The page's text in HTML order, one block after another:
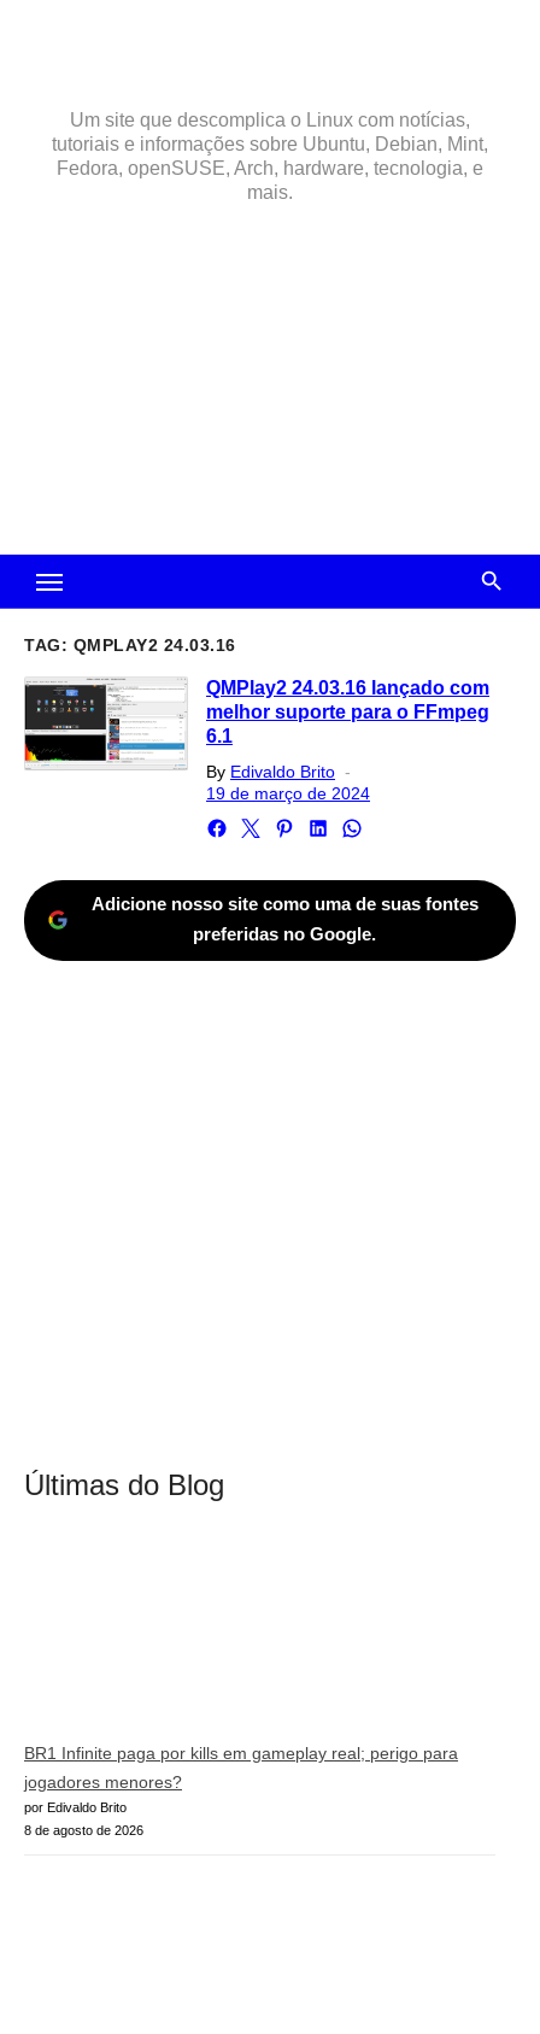
Um site que descomplica o Linux com notícias,
tutoriais e informações sobre Ubuntu, Debian, Mint,
Fedora, openSUSE, Arch, hardware, tecnologia, e
mais.
TAG: QMPLAY2 24.03.16
QMPlay2 24.03.16 lançado com
melhor suporte para o FFmpeg
6.1
By Edivaldo Brito
on
19 de março de 2024
Adicione nosso site como uma de suas fontes
preferidas no Google.
Últimas do Blog
BR1 Infinite paga por kills em gameplay real; perigo para
jogadores menores?
por Edivaldo Brito
8 de agosto de 2026